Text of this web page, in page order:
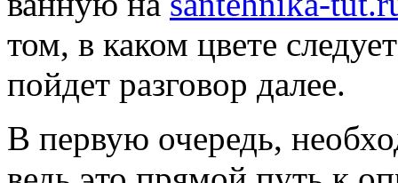
том, в каком цвете
пойдет разговор далее.
В первую очередь,